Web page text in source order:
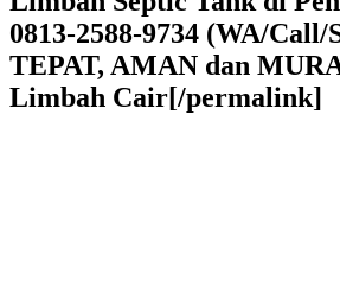
0813-2588-9734 (WA/Call/
TEPAT, AMAN dan
Limbah Cair[/permalink]